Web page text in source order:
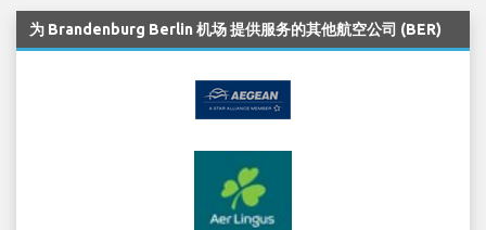
为 Brandenburg Berlin 机场 提供服务的其他航空公司 (BER)